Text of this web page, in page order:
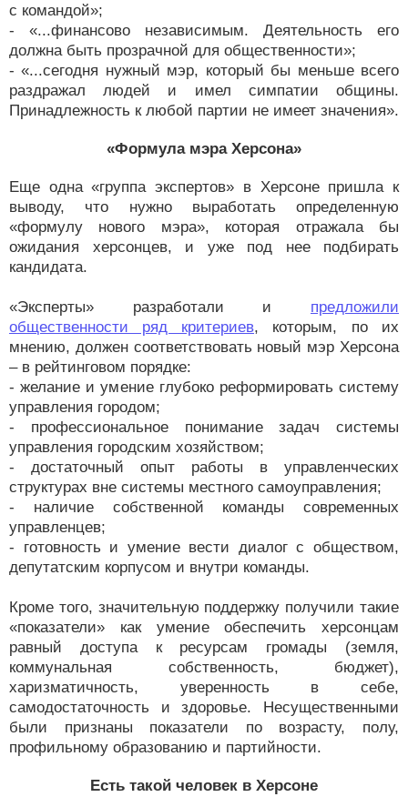
с командой»;
- «...финансово независимым. Деятельность его
должна быть прозрачной для общественности»;
- «...сегодня нужный мэр, который бы меньше всего
раздражал людей и имел симпатии общины.
Принадлежность к любой партии не имеет значения».
«Формула мэра Херсона»
Еще одна «группа экспертов» в Херсоне пришла к
выводу, что нужно выработать определенную
«формулу нового мэра», которая отражала бы
ожидания херсонцев, и уже под нее подбирать
кандидата.
«Эксперты» разработали и предложили
общественности ряд критериев, которым, по их
мнению, должен соответствовать новый мэр Херсона
– в рейтинговом порядке:
- желание и умение глубоко реформировать систему
управления городом;
- профессиональное понимание задач системы
управления городским хозяйством;
- достаточный опыт работы в управленческих
структурах вне системы местного самоуправления;
- наличие собственной команды современных
управленцев;
- готовность и умение вести диалог с обществом,
депутатским корпусом и внутри команды.
Кроме того, значительную поддержку получили такие
«показатели» как умение обеспечить херсонцам
равный доступа к ресурсам громады (земля,
коммунальная собственность, бюджет),
харизматичность, уверенность в себе,
самодостаточность и здоровье. Несущественными
были признаны показатели по возрасту, полу,
профильному образованию и партийности.
Есть такой человек в Херсоне